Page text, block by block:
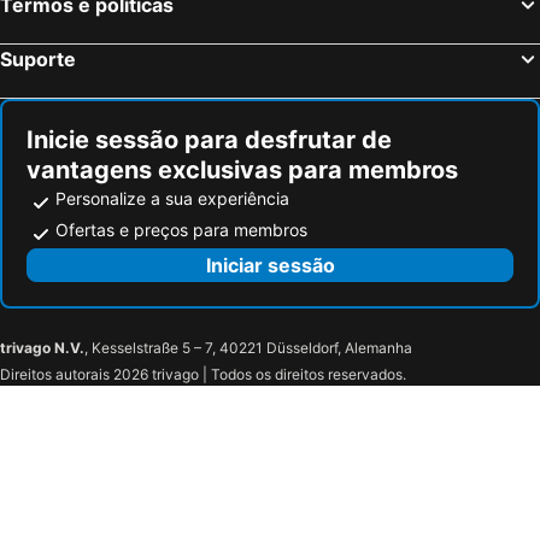
Suporte
Inicie sessão para desfrutar de
vantagens exclusivas para membros
Personalize a sua experiência
Ofertas e preços para membros
Iniciar sessão
trivago N.V., Kesselstraße 5 – 7, 40221 Düsseldorf, Alemanha
Direitos autorais 2026 trivago | Todos os direitos reservados.